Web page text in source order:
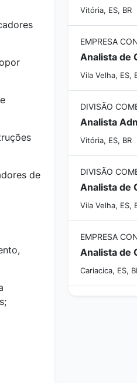
de
Vitória, ES, BR
EMPRESA
Vila Velha, ES,
Vitória, ES, BR
Vila Velha, ES,
EMPRESA
Analista de
Cariacica, ES,